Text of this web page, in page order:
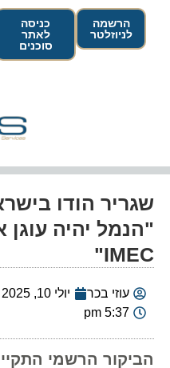
הרשמה
לניוזלטר
כניסה
לאתר
סוכנים
שגריר הודו
"הנמל יהיה
IMEC"
עוזי בכר
יולי 10, 2025
5:37 pm
הביקור הרשמי